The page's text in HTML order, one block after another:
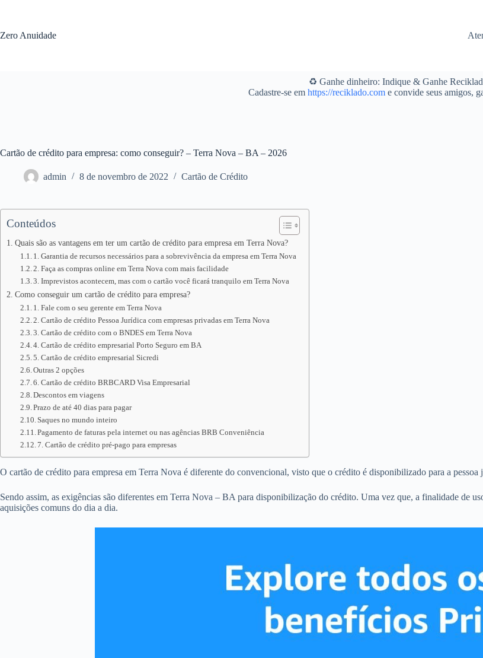
conteúdo
Zero Anuidade
♻️ Ganhe dinheiro: Indique & Ganhe
Cadastre-se em https://reciklado.come convide seus amigos,
Cartão de crédito para empresa: como conseguir? – Terra Nova – BA – 2026
admin 8 de novembro de 2022 Cartão de Crédito
Conteúdos
Quais são as vantagens em ter um cartão de crédito para empresa em Terra Nova?
1. Garantia de recursos necessários para a sobrevivência da empresa em Terra Nova
2. Faça as compras online em Terra Nova com mais facilidade
3. Imprevistos acontecem, mas com o cartão você ficará tranquilo em Terra Nova
Como conseguir um cartão de crédito para empresa?
1. Fale com o seu gerente em Terra Nova
2. Cartão de crédito Pessoa Jurídica com empresas privadas em Terra Nova
3. Cartão de crédito com o BNDES em Terra Nova
4. Cartão de crédito empresarial Porto Seguro em BA
5. Cartão de crédito empresarial Sicredi
Outras 2 opções
6. Cartão de crédito BRBCARD Visa Empresarial
Descontos em viagens
Prazo de até 40 dias para pagar
Saques no mundo inteiro
Pagamento de faturas pela internet ou nas agências BRB Conveniência
7. Cartão de crédito pré-pago para empresas
O cartão de crédito para empresa em Terra Nova é diferente do convencional, visto que o crédito é disponibilizado para a pessoa
Sendo assim, as exigências são diferentes em Terra Nova – BA para disponibilização do crédito. Uma vez que, a finalidade de
aquisições comuns do dia a dia.